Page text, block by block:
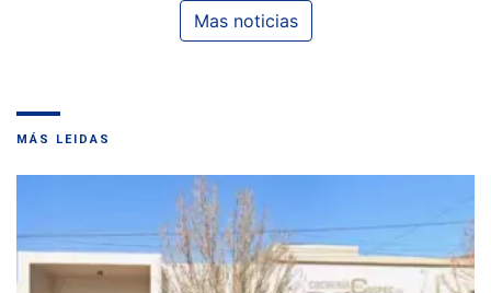
Mas noticias
MÁS LEIDAS